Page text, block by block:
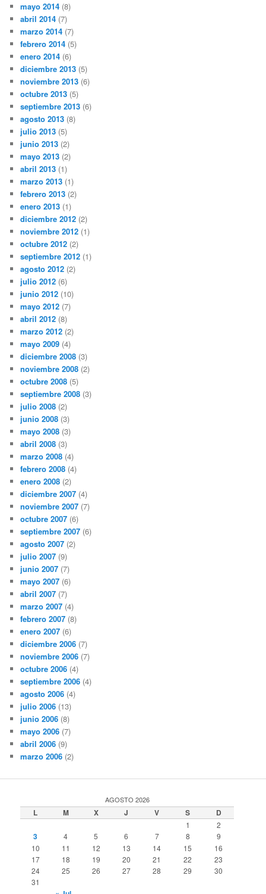
mayo 2014 (8)
abril 2014 (7)
marzo 2014 (7)
febrero 2014 (5)
enero 2014 (6)
diciembre 2013 (5)
noviembre 2013 (6)
octubre 2013 (5)
septiembre 2013 (6)
agosto 2013 (8)
julio 2013 (5)
junio 2013 (2)
mayo 2013 (2)
abril 2013 (1)
marzo 2013 (1)
febrero 2013 (2)
enero 2013 (1)
diciembre 2012 (2)
noviembre 2012 (1)
octubre 2012 (2)
septiembre 2012 (1)
agosto 2012 (2)
julio 2012 (6)
junio 2012 (10)
mayo 2012 (7)
abril 2012 (8)
marzo 2012 (2)
mayo 2009 (4)
diciembre 2008 (3)
noviembre 2008 (2)
octubre 2008 (5)
septiembre 2008 (3)
julio 2008 (2)
junio 2008 (3)
mayo 2008 (3)
abril 2008 (3)
marzo 2008 (4)
febrero 2008 (4)
enero 2008 (2)
diciembre 2007 (4)
noviembre 2007 (7)
octubre 2007 (6)
septiembre 2007 (6)
agosto 2007 (2)
julio 2007 (9)
junio 2007 (7)
mayo 2007 (6)
abril 2007 (7)
marzo 2007 (4)
febrero 2007 (8)
enero 2007 (6)
diciembre 2006 (7)
noviembre 2006 (7)
octubre 2006 (4)
septiembre 2006 (4)
agosto 2006 (4)
julio 2006 (13)
junio 2006 (8)
mayo 2006 (7)
abril 2006 (9)
marzo 2006 (2)
AGOSTO 2026
L M X J V S D
1 2
3 4 5 6 7 8
9
10
11 12 13 14 15
16
17
18 19 20 21 22
23
24
25 26 27 28 29
30
31